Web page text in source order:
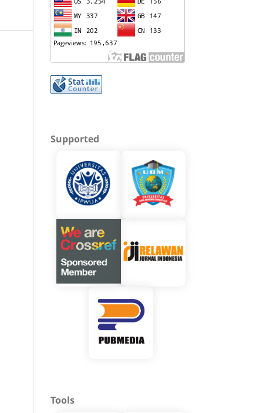
Supported
Tools